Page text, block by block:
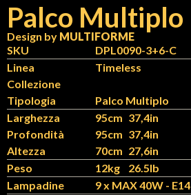
IT
Design by MULTIFORME
Palco Multiplo
SKU
DPL0090-3+6-C
Linea
Timeless
Collezione
Tipologia
Palco Multiplo
Larghezza
95cm 37,4in
Profondità
95cm 37,4in
Altezza
70cm 27,6in
Peso
12kg
26.5lb
Lampadine
9 x MAX 40W - E14